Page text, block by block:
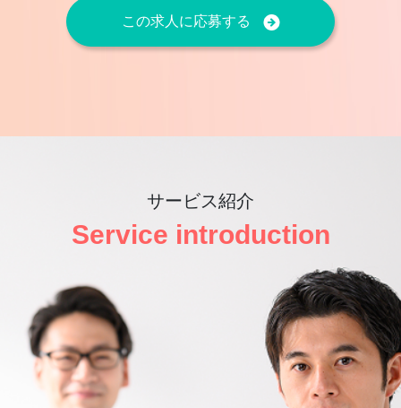
この求人に応募する
サービス紹介
Service introduction